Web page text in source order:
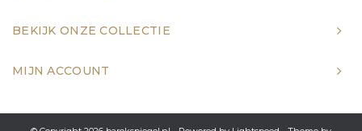
BEKIJK ONZE COLLECTIE
MIJN ACCOUNT